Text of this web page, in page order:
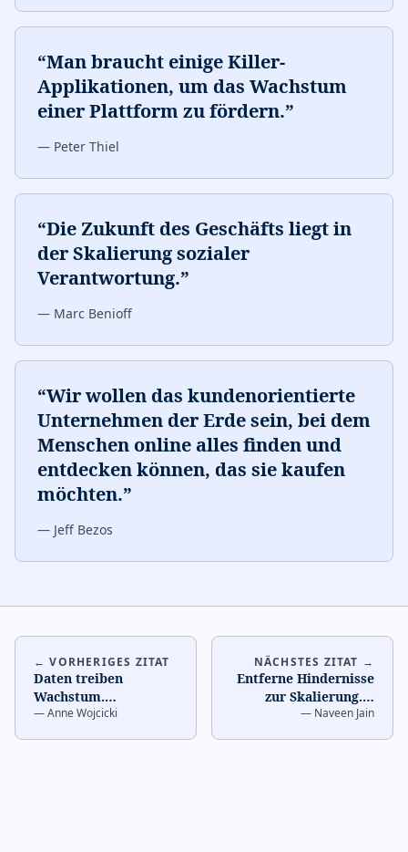
“Man braucht einige Killer-
Applikationen, um das Wachstum
einer Plattform zu fördern.”
— Peter Thiel
“Die Zukunft des Geschäfts liegt in
der Skalierung sozialer
Verantwortung.”
— Marc Benioff
“Wir wollen das kundenorientierte
Unternehmen der Erde sein, bei dem
Menschen online alles finden und
entdecken können, das sie kaufen
möchten.”
— Jeff Bezos
← VORHERIGES ZITAT
Daten treiben
Wachstum.…
—Anne Wojcicki
NÄCHSTES ZITAT →
Entferne Hindernisse
zur Skalierung.…
— Naveen Jain